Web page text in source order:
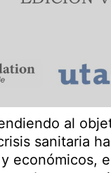
al
sanitaria
económicos,